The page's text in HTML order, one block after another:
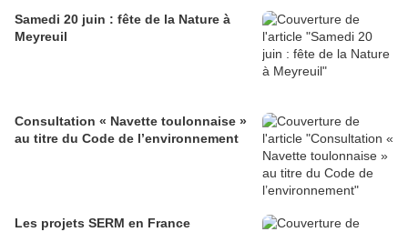
Samedi 20 juin : fête de la Nature à
Meyreuil
Consultation « Navette toulonnaise »
au titre du Code de l’environnement
Les projets SERM en France